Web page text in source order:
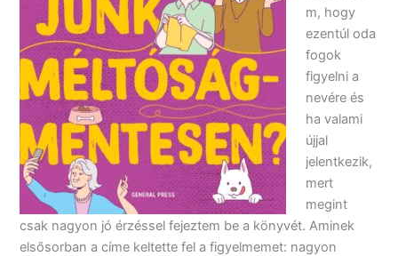
m, hogy
ezentúl oda
fogok
figyelni a
nevére és
ha valami
újjal
jelentkezik,
mert
megint
csak nagyon jó érzéssel fejeztem be a könyvét. Aminek
elsősorban a címe keltette fel a figyelmemet: nagyon